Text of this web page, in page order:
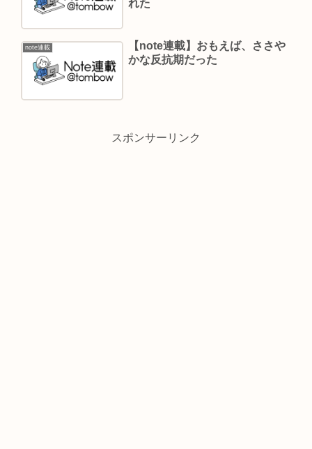
れた
note連載
【note連載】おもえば、ささや
かな反抗期だった
スポンサーリンク